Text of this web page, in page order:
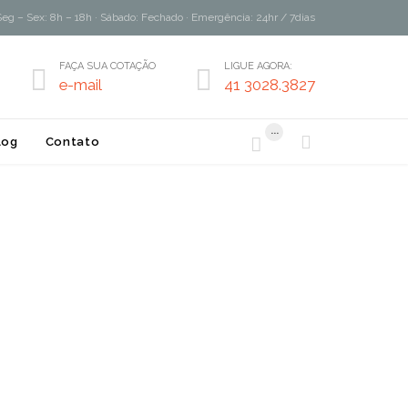
– Sex: 8h – 18h · Sábado: Fechado · Emergência: 24hr / 7dias
 FAÇA SUA COTAÇÃO
e-mail  LIGUE AGORA:
41 3028.3827
Contato 
...
